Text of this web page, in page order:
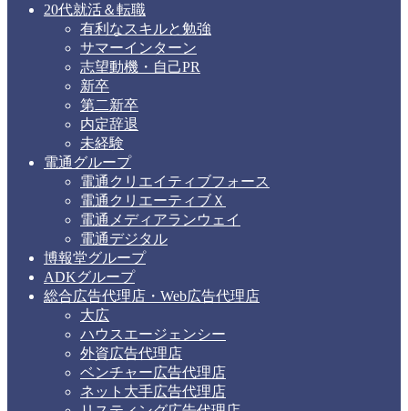
20代就活＆転職
有利なスキルと勉強
サマーインターン
志望動機・自己PR
新卒
第二新卒
内定辞退
未経験
電通グループ
電通クリエイティブフォース
電通クリエーティブＸ
電通メディアランウェイ
電通デジタル
博報堂グループ
ADKグループ
総合広告代理店・Web広告代理店
大広
ハウスエージェンシー
外資広告代理店
ベンチャー広告代理店
ネット大手広告代理店